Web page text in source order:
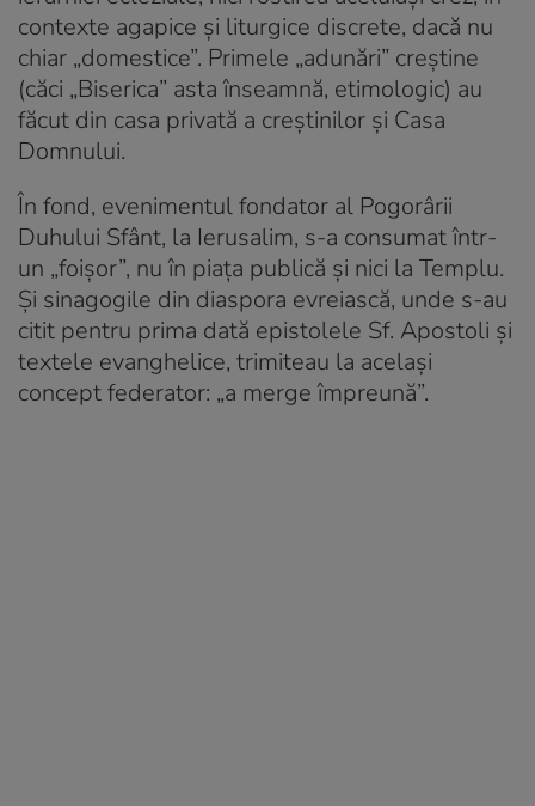
contexte agapice și liturgice discrete, dacă nu
chiar „domestice”. Primele „adunări” creștine
(căci „Biserica” asta înseamnă, etimologic) au
făcut din casa privată a creștinilor și Casa
Domnului.
În fond, evenimentul fondator al Pogorârii
Duhului Sfânt, la Ierusalim, s-a consumat într-
un „foișor”, nu în piața publică și nici la Templu.
Și sinagogile din diaspora evreiască, unde s-au
citit pentru prima dată epistolele Sf. Apostoli și
textele evanghelice, trimiteau la același
concept federator: „a merge împreună”.